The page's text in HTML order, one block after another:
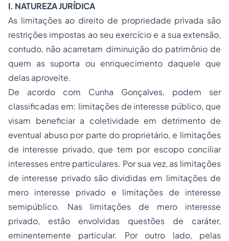
I. NATUREZA JURÍDICA
As limitações ao direito de propriedade privada são
restrições impostas ao seu exercício e a sua extensão,
contudo, não acarretam diminuição do patrimônio de
quem as suporta ou enriquecimento daquele que
delas aproveite.
De acordo com Cunha Gonçalves, podem ser
classificadas em: limitações de interesse público, que
visam beneficiar a coletividade em detrimento de
eventual abuso por parte do proprietário, e limitações
de interesse privado, que tem por escopo conciliar
interesses entre particulares. Por sua vez, as limitações
de interesse privado são divididas em limitações de
mero interesse privado e limitações de interesse
semipúblico. Nas limitações de mero interesse
privado, estão envolvidas questões de caráter,
eminentemente particular. Por outro lado, pelas